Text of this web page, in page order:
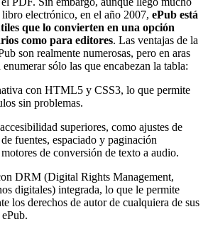
electrónico, en el año 2007, ePub está
que lo convierten en una opción
como para editores. Las ventajas de la
son realmente numerosas, pero en aras
sólo las que encabezan la tabla:
con HTML5 y CSS3, lo que permite
sin problemas.
superiores, como ajustes de
fuentes, espaciado y paginación
de conversión de texto a audio.
DRM (Digital Rights Management,
digitales) integrada, lo que le permite
los derechos de autor de cualquiera de sus